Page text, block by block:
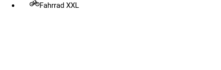
Fahrrad XXL